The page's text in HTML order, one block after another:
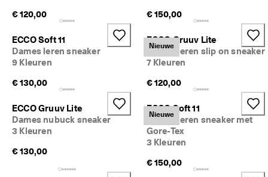
€ 120,00
€ 150,00
ECCO Soft 11
Dames leren sneaker
9 Kleuren
€ 130,00
Nieuwe
ECCO Gruuv Lite
Dames leren slip on sneaker
7 Kleuren
€ 120,00
ECCO Gruuv Lite
Dames nubuck sneaker
3 Kleuren
€ 130,00
Nieuwe
ECCO Soft 11
Dames leren sneaker met
Gore-Tex
3 Kleuren
€ 150,00